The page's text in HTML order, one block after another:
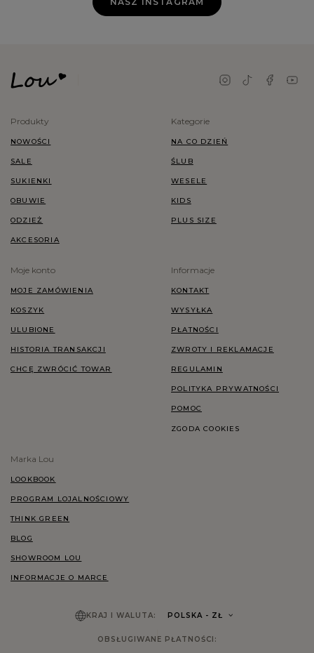
Produkty
NOWOŚCI
SALE
SUKIENKI
OBUWIE
ODZIEŻ
AKCESORIA
Kategorie
NA CO DZIEŃ
ŚLUB
WESELE
KIDS
PLUS SIZE
Moje konto
MOJE ZAMÓWIENIA
KOSZYK
ULUBIONE
HISTORIA TRANSAKCJI
CHCĘ ZWRÓCIĆ TOWAR
Informacje
KONTAKT
WYSYŁKA
PŁATNOŚCI
ZWROTY I REKLAMACJE
REGULAMIN
POLITYKA PRYWATNOŚCI
POMOC
ZGODA COOKIES
Marka Lou
LOOKBOOK
PROGRAM LOJALNOŚCIOWY
THINK GREEN
BLOG
SHOWROOM LOU
INFORMACJE O MARCE
KRAJ I WALUTA: POLSKA - ZŁ
OBSŁUGIWANE PŁATNOŚCI: